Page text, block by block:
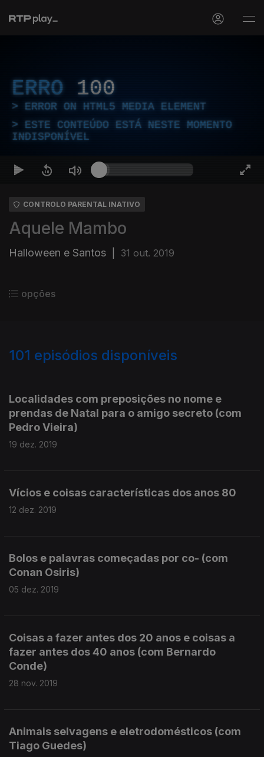
ERRO 100
ERROR ON HTML5 MEDIA ELEMENT
ESTE CONTEÚDO ESTÁ NESTE MOMENTO
INDISPONÍVEL
CONTROLO PARENTAL INATIVO
Aquele Mambo
Halloween e Santos 31 out. 2019
opções
101 episódios disponíveis
Localidades com preposições no nome e
prendas de Natal para o amigo secreto (com
Pedro Vieira)
19 dez. 2019
Vícios e coisas características dos anos 80
12 dez. 2019
Bolos e palavras começadas por co- (com
Conan Osiris)
05 dez. 2019
Coisas a fazer antes dos 20 anos e coisas a
fazer antes dos 40 anos (com Bernardo
Conde)
28 nov. 2019
Animais selvagens e eletrodomésticos (com
Tiago Guedes)